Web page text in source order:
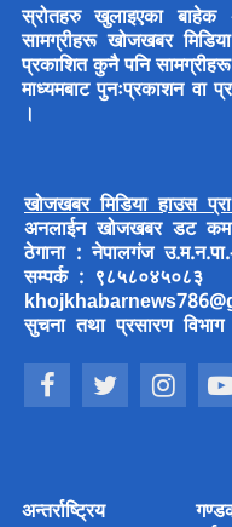
स्रोतहरु खुलाइएका बाहेक
सामग्रीहरू खोजखबर
प्रकाशित कुनै पनि
माध्यमबाट पुनःप्रकाशन वा
।
खोजखबर मिडिया हाउस
अनलाईन खोजखबर डट कम
ठेगाना : नेपालगंज
सम्पर्क : ९८५८०४५०८३
सुचना तथा प्रसारण
अन्तर्राष्ट्रिय